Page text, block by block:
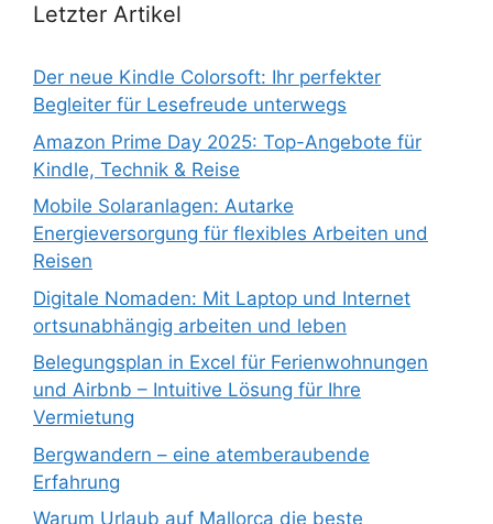
Letzter Artikel
Der neue Kindle Colorsoft: Ihr perfekter
Begleiter für Lesefreude unterwegs
Amazon Prime Day 2025: Top-Angebote für
Kindle, Technik & Reise
Mobile Solaranlagen: Autarke
Energieversorgung für flexibles Arbeiten und
Reisen
Digitale Nomaden: Mit Laptop und Internet
ortsunabhängig arbeiten und leben
Belegungsplan in Excel für Ferienwohnungen
und Airbnb – Intuitive Lösung für Ihre
Vermietung
Bergwandern – eine atemberaubende
Erfahrung
Warum Urlaub auf Mallorca die beste